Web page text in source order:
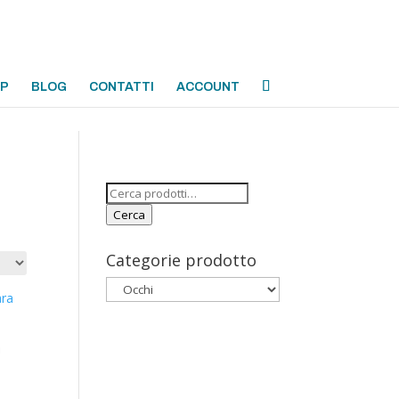
BLOG CONTATTI ACCOUNT
Cerca:
Cerca
Categorie prodotto